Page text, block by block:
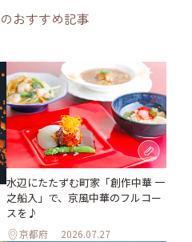
のおすすめ記事
水辺にたたずむ町家「創作中華 一
之船入」で、京風中華のフルコー
スを♪
京都府 2026.07.27